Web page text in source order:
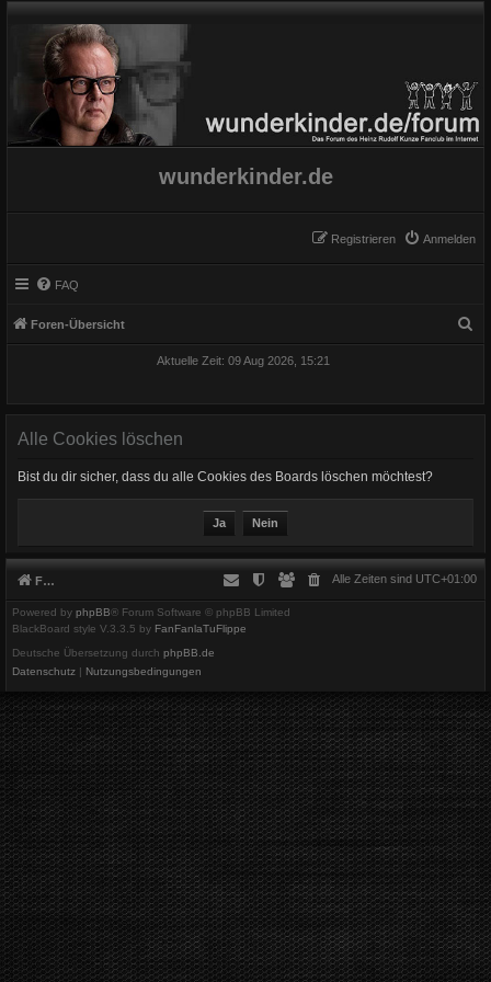
wunderkinder.de
Anmelden
Registrieren
FAQ
Foren-Übersicht
Aktuelle Zeit: 09 Aug 2026, 15:21
Alle Cookies löschen
Bist du dir sicher, dass du alle Cookies des Boards löschen möchtest?
Foren-Übersicht Alle Zeiten sind UTC+01:00
Powered by phpBB® Forum Software © phpBB Limited
BlackBoard style V.3.3.5 by FanFanlaTuFlippe
Deutsche Übersetzung durch phpBB.de
Datenschutz
Nutzungsbedingungen